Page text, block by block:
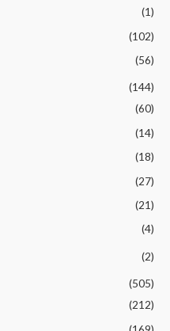
(1)
(102)
(56)
(144)
(60)
(14)
(18)
(27)
(21)
(4)
(2)
(505)
(212)